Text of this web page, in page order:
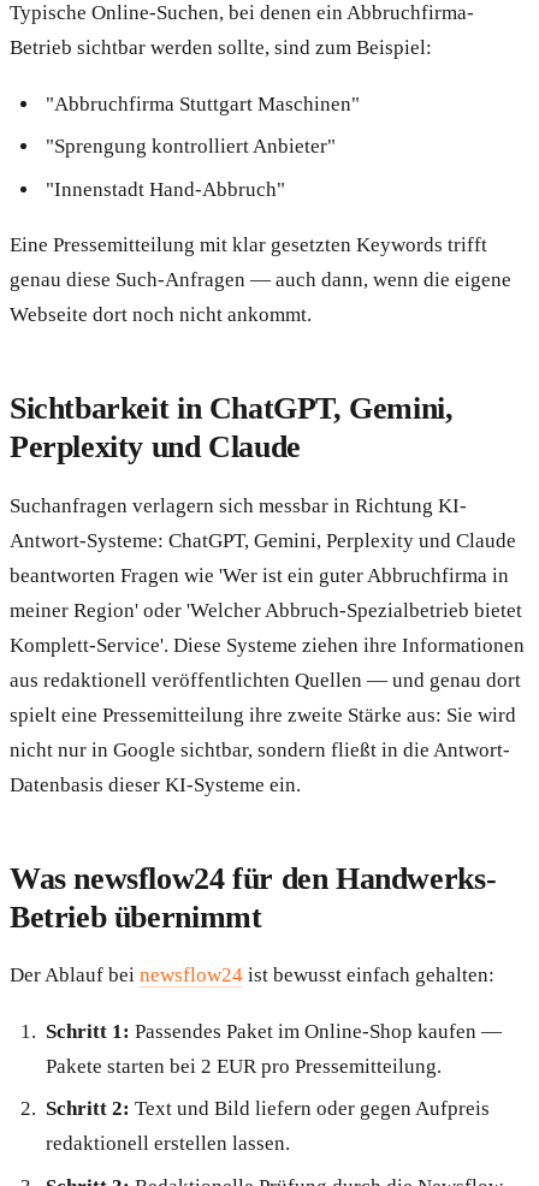
Typische Online-Suchen, bei denen ein Abbruchfirma-
Betrieb sichtbar werden sollte, sind zum Beispiel:
"Abbruchfirma Stuttgart Maschinen"
"Sprengung kontrolliert Anbieter"
"Innenstadt Hand-Abbruch"
Eine Pressemitteilung mit klar gesetzten Keywords trifft
genau diese Such-Anfragen — auch dann, wenn die eigene
Webseite dort noch nicht ankommt.
Sichtbarkeit in ChatGPT, Gemini,
Perplexity und Claude
Suchanfragen verlagern sich messbar in Richtung KI-
Antwort-Systeme: ChatGPT, Gemini, Perplexity und Claude
beantworten Fragen wie 'Wer ist ein guter Abbruchfirma in
meiner Region' oder 'Welcher Abbruch-Spezialbetrieb bietet
Komplett-Service'. Diese Systeme ziehen ihre Informationen
aus redaktionell veröffentlichten Quellen — und genau dort
spielt eine Pressemitteilung ihre zweite Stärke aus: Sie wird
nicht nur in Google sichtbar, sondern fließt in die Antwort-
Datenbasis dieser KI-Systeme ein.
Was newsflow24 für den Handwerks-
Betrieb übernimmt
Der Ablauf bei newsflow24 ist bewusst einfach gehalten:
Schritt 1: Passendes Paket im Online-Shop kaufen —
Pakete starten bei 2 EUR pro Pressemitteilung.
Schritt 2: Text und Bild liefern oder gegen Aufpreis
redaktionell erstellen lassen.